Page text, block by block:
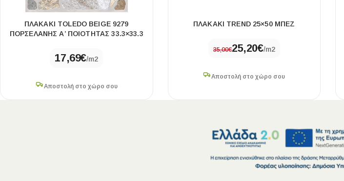
ΠΛΑΚΑΚΙ TOLEDO BEIGE 9279
ΠΟΡΣΕΛΑΝΗΣ Α’ ΠΟΙΟΤΗΤΑΣ 33.3×33.3
17,69€/m2
Αποστολή στο χώρο σου
ΠΛΑΚΑΚΙ TREND 25×50 ΜΠΕΖ
35,00€25,20€/m2
Αποστολή στο χώρο σου